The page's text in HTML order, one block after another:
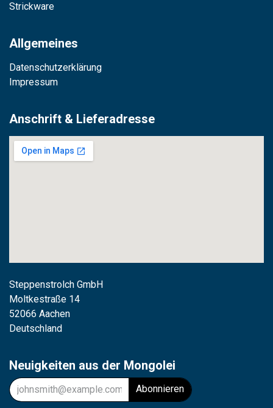
Strickware
Allgemeines
Datenschutzerklärung
Impressum
Anschrift & Lieferadresse
Steppenstrolch GmbH
Moltkestraße 14
52066 Aachen
Deutschland
Neuigkeiten aus der Mongolei
Abonnieren